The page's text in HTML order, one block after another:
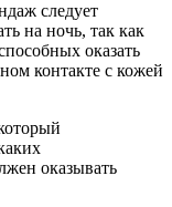
следует
на ночь, так как
оказать
контакте с кожей
оказывать